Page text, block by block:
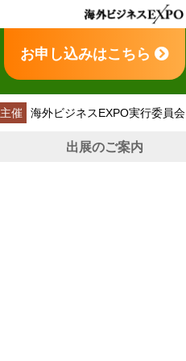
お申し込みはこちら
主催 海外ビジネスEXPO実行委員会
出展のご案内